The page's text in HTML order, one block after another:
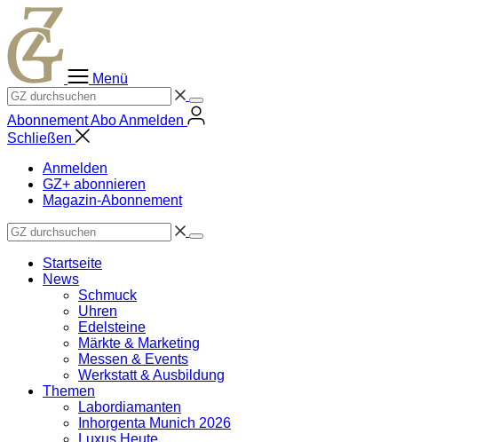
Zum
Inhalt
springen
Menü
AbonnementAboAnmelden
Schließen
Anmelden
GZ+ abonnieren
Magazin-Abonnement
Startseite
News
Schmuck
Uhren
Edelsteine
Märkte & Marketing
Messen & Events
Werkstatt & Ausbildung
Themen
Labordiamanten
Inhorgenta Munich 2026
Luxus Heute